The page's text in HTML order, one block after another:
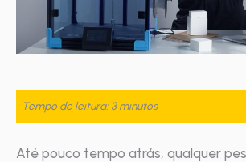
Tempo de leitura: 3 minutos
Até pouco tempo atrás, qualquer